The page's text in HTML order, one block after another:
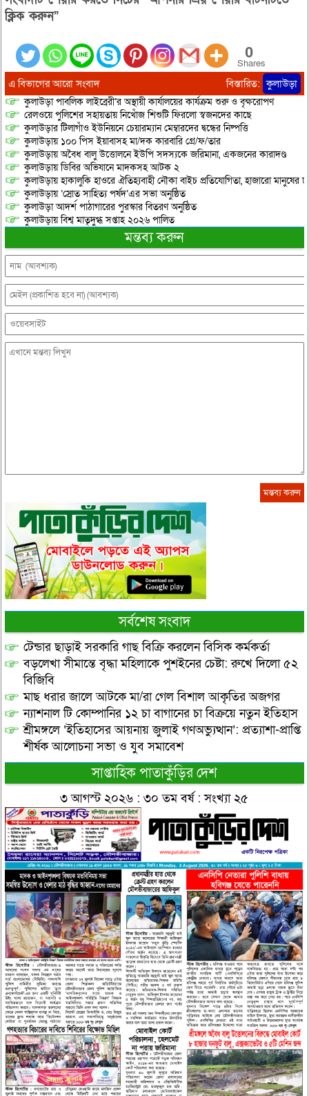
ক্লিক করুন”
0
Shares
এ বিভাগের আরো সংবাদ বিস্তারিত: কুলাউড়া
কুলাউড়া পাবলিক লাইব্রেরী’র অস্থায়ী কার্যালয়ের কার্যক্রম শুরু ও বৃক্ষরোপণ
রেলওয়ে পুলিশের সহায়তায় নিখোঁজ শিশুটি ফিরলো স্বজনদের কাছে
কুলাউড়ার টিলাগাঁও ইউনিয়নে চেয়ারম্যান মেম্বারদের দ্বন্ধের নিষ্পত্তি
কুলাউড়ায় ১০০ পিস ইয়াবাসহ মা/দক কারবারি গ্রে/ফ/তার
কুলাউড়ায় অবৈধ বালু উত্তোলনে ইউপি সদস্যকে জরিমানা, একজনের কারাদণ্ড
কুলাউড়ায় ডিবির অভিযানে মাদকসহ আটক ২
কুলাউড়ায় হাকালুকি হাওরে ঐতিহ্যবাহী নৌকা বাইচ প্রতিযোগিতা, হাজারো মানুষের
কুলাউড়ায় ‘স্রোত সাহিত্য পর্ষদ’এর সভা অনুষ্ঠিত
কুলাউড়া আদর্শ পাঠাগারের পুরস্কার বিতরণ অনুষ্ঠিত
কুলাউড়ায় বিশ্ব মাতৃদুগ্ধ সপ্তাহ ২০২৬ পালিত
মন্তব্য করুন
সর্বশেষ সংবাদ
টেন্ডার ছাড়াই সরকারি গাছ বিক্রি করলেন বিসিক কর্মকর্তা
বড়লেখা সীমান্তে বৃদ্ধা মহিলাকে পুশইনের চেষ্টা: রুখে দিলো ৫২
বিজিবি
মাছ ধরার জালে আটকে মা/রা গেল বিশাল আকৃতির অজগর
ন্যাশনাল টি কোম্পানির ১২ চা বাগানের চা বিক্রয়ে নতুন ইতিহাস
শ্রীমঙ্গলে ‘ইতিহাসের আয়নায় জুলাই গণঅভ্যুত্থান’: প্রত্যাশা-প্রাপ্তি
শীর্ষক আলোচনা সভা ও যুব সমাবেশ
সাপ্তাহিক পাতাকুঁড়ির দেশ
৩ আগস্ট ২০২৬ : ৩০ তম বর্ষ : সংখ্যা ২৫